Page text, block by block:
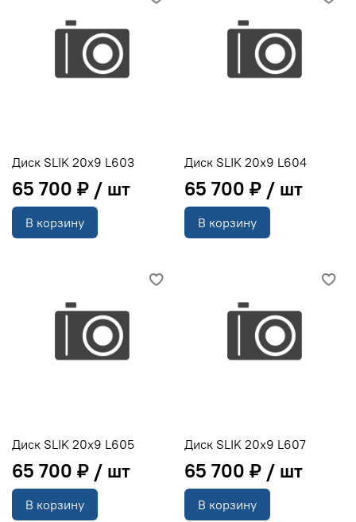
Диск SLIK 20x9 L603
65 700 ₽
В корзину
Диск SLIK 20x9 L604
65 700 ₽
В корзину
Диск SLIK 20x9 L605
65 700 ₽
В корзину
Диск SLIK 20x9 L607
65 700 ₽
В корзину